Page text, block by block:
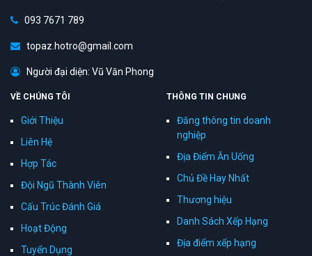
093 7671 789
topaz.hotro@gmail.com
Người đại diện: Vũ Văn Phong
VỀ CHÚNG TÔI
Giới Thiệu
Liên Hệ
Hợp Tác
Đội Ngũ Thành Viên
Cấu Trúc Đánh Giá
Hoạt Động
Tuyển Dụng
THÔNG TIN CHUNG
Đăng thông tin doanh
nghiệp
Địa Điểm Ăn Uống
Chủ Đề Hay Nhất
Thương hiệu
Danh Sách Xếp Hạng
Địa điểm xếp hạng